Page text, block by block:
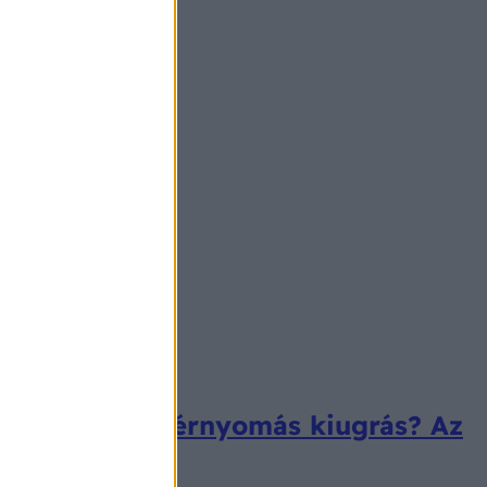
ezt vérnyomás kiugrás? Az